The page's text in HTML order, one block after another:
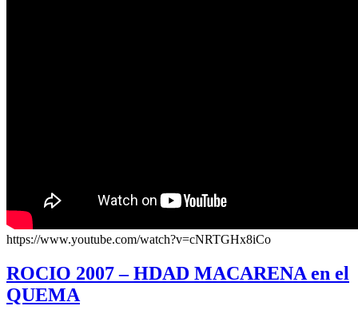
https://www.youtube.com/watch?v=cNRTGHx8iCo
ROCIO 2007 – HDAD MACARENA en el
QUEMA